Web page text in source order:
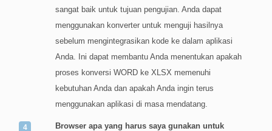
sangat baik untuk tujuan pengujian. Anda dapat
menggunakan konverter untuk menguji hasilnya
sebelum mengintegrasikan kode ke dalam aplikasi
Anda. Ini dapat membantu Anda menentukan apakah
proses konversi WORD ke XLSX memenuhi
kebutuhan Anda dan apakah Anda ingin terus
menggunakan aplikasi di masa mendatang.
Browser apa yang harus saya gunakan untuk